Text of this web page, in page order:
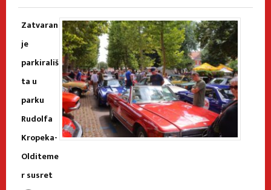
Zatvaran
je
parkirališ
ta u
parku
Rudolfa
Kropeka-
Olditeme
r susret